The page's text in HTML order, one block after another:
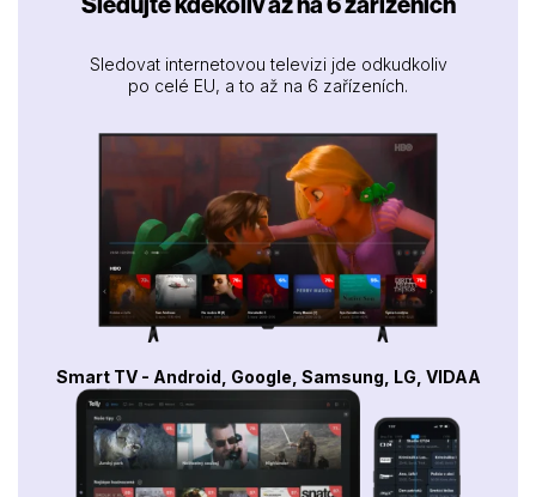
Sledovat internetovou televizi jde odkudkoliv
po celé EU, a to až na 6 zařízeních.
Smart TV - Android, Google, Samsung, LG, VIDAA